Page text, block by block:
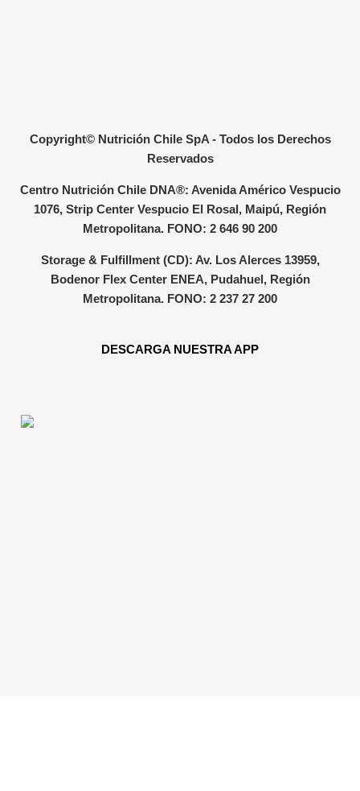
Copyright© Nutrición Chile SpA - Todos los Derechos
Reservados
Centro Nutrición Chile DNA®: Avenida Américo Vespucio
1076, Strip Center Vespucio El Rosal, Maipú, Región
Metropolitana. FONO: 2 646 90 200
Storage & Fulfillment (CD): Av. Los Alerces 13959,
Bodenor Flex Center ENEA, Pudahuel, Región
Metropolitana. FONO: 2 237 27 200
DESCARGA NUESTRA APP